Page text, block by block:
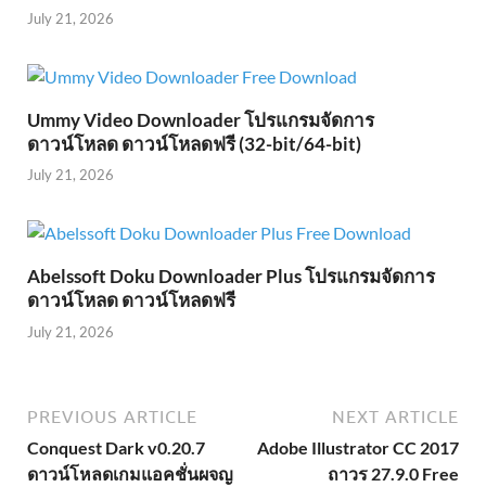
July 21, 2026
Ummy Video Downloader โปรแกรมจัดการ
ดาวน์โหลด ดาวน์โหลดฟรี (32-bit/64-bit)
July 21, 2026
Abelssoft Doku Downloader Plus โปรแกรมจัดการ
ดาวน์โหลด ดาวน์โหลดฟรี
July 21, 2026
PREVIOUS ARTICLE
Conquest Dark v0.20.7
ดาวน์โหลดเกมแอคชั่นผจญ
NEXT ARTICLE
Adobe Illustrator CC 2017
ถาวร 27.9.0 Free